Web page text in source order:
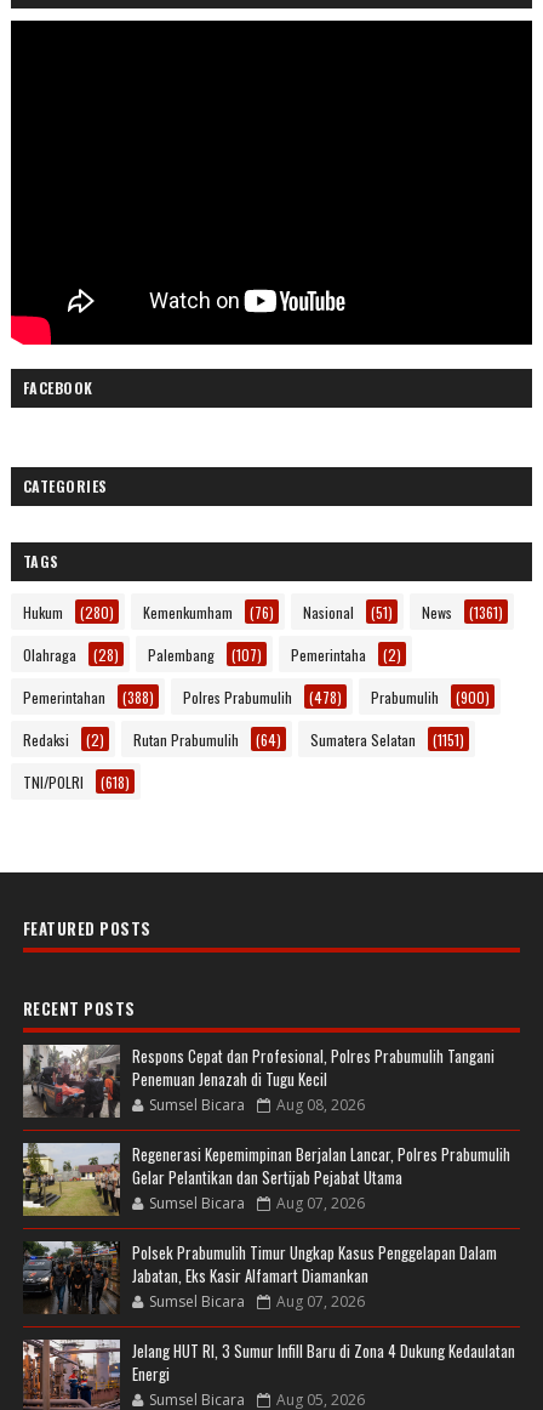
FACEBOOK
CATEGORIES
TAGS
Hukum (280) Kemenkumham (76) Nasional (51) News (1361)
Olahraga (28) Palembang (107) Pemerintaha (2)
Pemerintahan (388) Polres Prabumulih (478) Prabumulih (900)
Redaksi (2) Rutan Prabumulih (64) Sumatera Selatan (1151)
TNI/POLRI (618)
FEATURED POSTS
RECENT POSTS
Respons Cepat dan Profesional, Polres Prabumulih Tangani
Penemuan Jenazah di Tugu Kecil
Sumsel Bicara Aug 08, 2026
Regenerasi Kepemimpinan Berjalan Lancar, Polres Prabumulih
Gelar Pelantikan dan Sertijab Pejabat Utama
Sumsel Bicara Aug 07, 2026
Polsek Prabumulih Timur Ungkap Kasus Penggelapan Dalam
Jabatan, Eks Kasir Alfamart Diamankan
Sumsel Bicara Aug 07, 2026
Jelang HUT RI, 3 Sumur Infill Baru di Zona 4 Dukung Kedaulatan
Energi
Sumsel Bicara Aug 05, 2026